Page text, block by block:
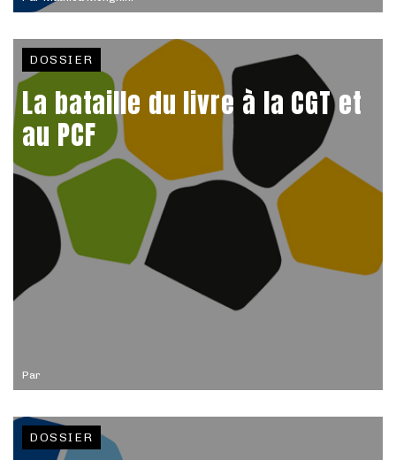
Par
DOSSIER
La bataille du livre à la CGT et
au PCF
DOSSIER